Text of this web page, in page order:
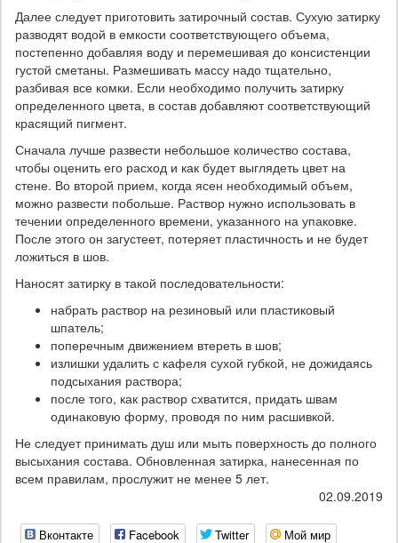
Далее следует приготовить затирочный состав. Сухую затирку
разводят водой в емкости соответствующего объема,
постепенно добавляя воду и перемешивая до консистенции
густой сметаны. Размешивать массу надо тщательно,
разбивая все комки. Если необходимо получить затирку
определенного цвета, в состав добавляют соответствующий
красящий пигмент.
Сначала лучше развести небольшое количество состава,
чтобы оценить его расход и как будет выглядеть цвет на
стене. Во второй прием, когда ясен необходимый объем,
можно развести побольше. Раствор нужно использовать в
течении определенного времени, указанного на упаковке.
После этого он загустеет, потеряет пластичность и не будет
ложиться в шов.
Наносят затирку в такой последовательности:
набрать раствор на резиновый или пластиковый
шпатель;
поперечным движением втереть в шов;
излишки удалить с кафеля сухой губкой, не дожидаясь
подсыхания раствора;
после того, как раствор схватится, придать швам
одинаковую форму, проводя по ним расшивкой.
Не следует принимать душ или мыть поверхность до полного
высыхания состава. Обновленная затирка, нанесенная по
всем правилам, прослужит не менее 5 лет.
02.09.2019
Вконтакте Facebook Twitter Мой мир